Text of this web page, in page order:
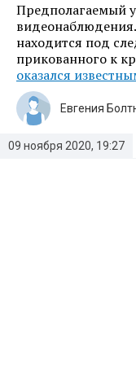
Предполагаемый
находится под
прикованного к
оказался
09 ноября 2020, 19:27
Евгения